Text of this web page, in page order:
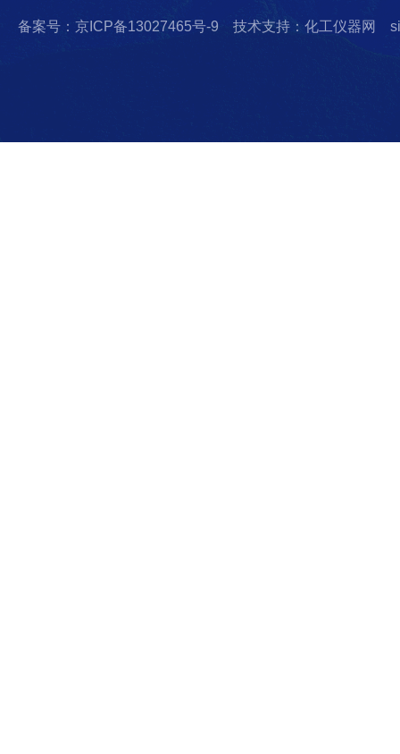
备案号：京ICP备13027465号-9 技术支持：化工仪器网